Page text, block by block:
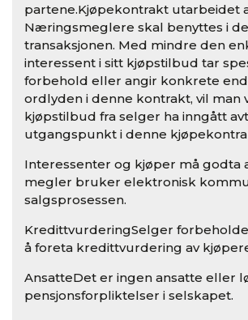
partene.Kjøpekontrakt utarbeidet
Næringsmeglere skal benyttes i
transaksjonen. Med mindre den
interessent i sitt kjøpstilbud tar
forbehold eller angir konkrete
ordlyden i denne kontrakt, vil man
kjøpstilbud fra selger ha inngått
utgangspunkt i denne
Interessenter og kjøper må godta
megler bruker elektronisk
salgsprosessen.
KredittvurderingSelger
å foreta kredittvurdering av
AnsatteDet er ingen ansatte eller
pensjonsforpliktelser i selskapet.